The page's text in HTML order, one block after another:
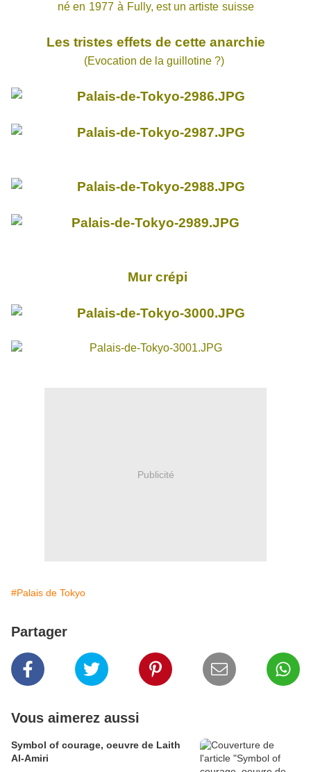
né en 1977 à Fully, est un artiste suisse
Les tristes effets de cette anarchie
(Evocation de la guillotine ?)
Mur crépi
Publicité
#Palais de Tokyo
Partager
Vous aimerez aussi
Symbol of courage, oeuvre de Laith
Al-Amiri